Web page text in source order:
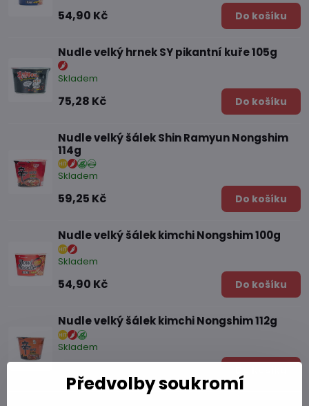
54,90 Kč Do košíku
Nudle velký hrnek SY pikantní kuře 105g
Skladem
75,28 Kč Do košíku
Nudle velký šálek Shin Ramyun Nongshim
114g
Skladem
59,25 Kč Do košíku
Nudle velký šálek kimchi Nongshim 100g
Skladem
54,90 Kč Do košíku
Nudle velký šálek kimchi Nongshim 112g
Skladem
Předvolby soukromí